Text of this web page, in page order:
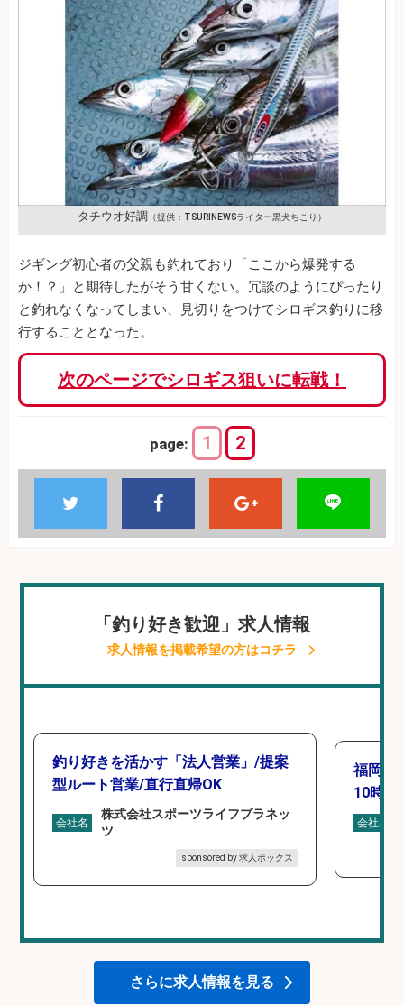
タチウオ好調 （提供：TSURINEWSライター黒犬ちこり）
ジギング初心者の父親も釣れており「ここから爆発する
か！？」と期待したがそう甘くない。冗談のようにぴったり
と釣れなくなってしまい、見切りをつけてシロギス釣りに移
行することとなった。
次のページでシロギス狙いに転戦！
page: 1 2
「釣り好き歓迎」求人情報
求人情報を掲載希望の方はコチラ
釣り好きを活かす「法人営業」/提案
型ルート営業/直行直帰OK
会社名
株式会社スポーツライフプラネッ
ツ
sponsored by 求人ボックス
福岡「
10時間
会社名
さらに求人情報を見る